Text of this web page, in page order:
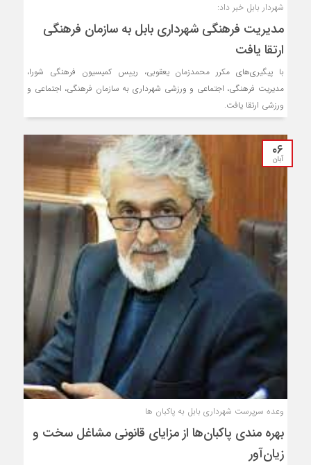
شهردار بابل خبر داد:
مدیریت فرهنگی شهرداری بابل به سازمان فرهنگی
ارتقا یافت
با پیگیری‌های مکرر محمدزمان یعقوبی، رییس کمیسیون فرهنگی شورا،
مدیریت فرهنگی، اجتماعی و ورزشی شهرداری به سازمان فرهنگی، اجتماعی و
ورزشی ارتقا یافت.
۰۶
آبان
وعده سرپرست شهرداری بابل به پاکبان ها
بهره مندی پاکبان‌ها از مزایای قانونی مشاغل سخت و
زیان‌آور